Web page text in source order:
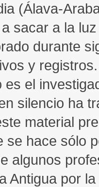
(Álava-
sacar a la
durante
y registros.
es el
silencio ha
material
se hace sólo
algunos
Antigua por